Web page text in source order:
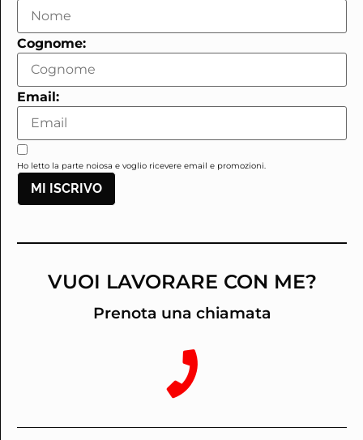
Cognome:
Email:
Ho letto la parte noiosa e voglio ricevere email e promozioni.
MI ISCRIVO
VUOI LAVORARE CON ME?
Prenota una chiamata